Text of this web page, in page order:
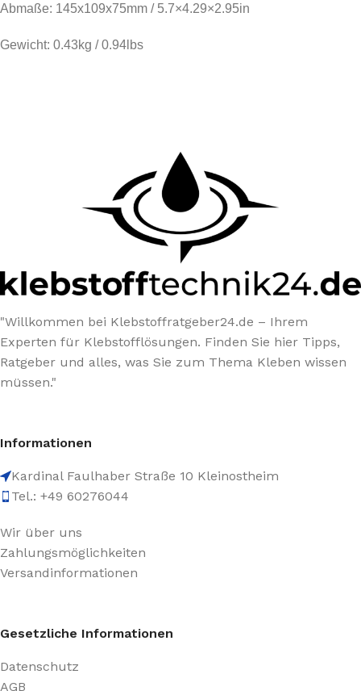
Abmaße: 145x109x75mm / 5.7×4.29×2.95in
Gewicht: 0.43kg / 0.94lbs
"Willkommen bei Klebstoffratgeber24.de – Ihrem
Experten für Klebstofflösungen. Finden Sie hier Tipps,
Ratgeber und alles, was Sie zum Thema Kleben wissen
müssen."
Informationen
Kardinal Faulhaber Straße 10 Kleinostheim
Tel.: +49 60276044
Wir über uns
Zahlungsmöglichkeiten
Versandinformationen
Gesetzliche Informationen
Datenschutz
AGB